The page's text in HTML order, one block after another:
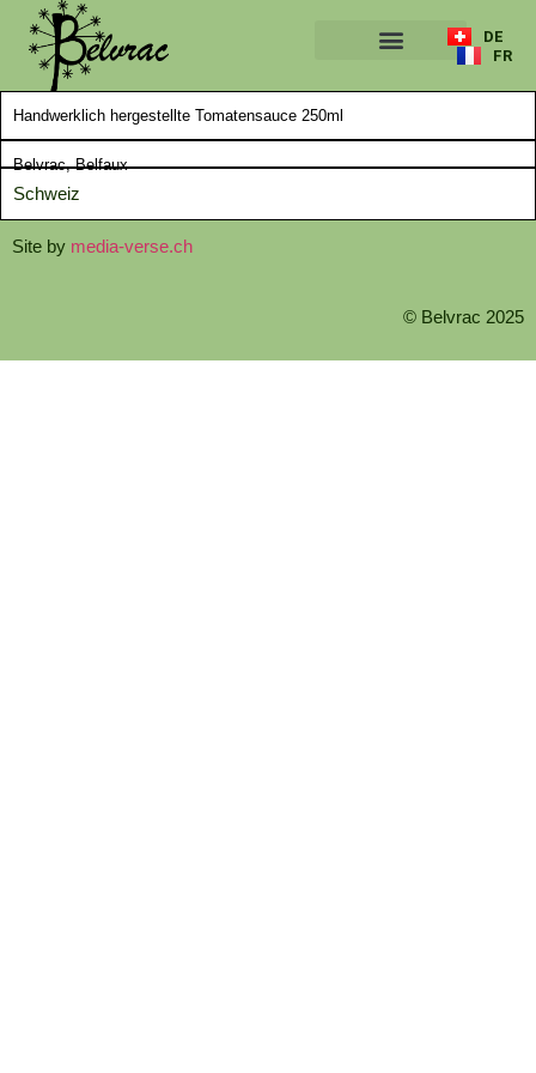
DE
FR
Handwerklich hergestellte Tomatensauce 250ml
Belvrac, Belfaux
Schweiz
Site by media-verse.ch
© Belvrac 2025